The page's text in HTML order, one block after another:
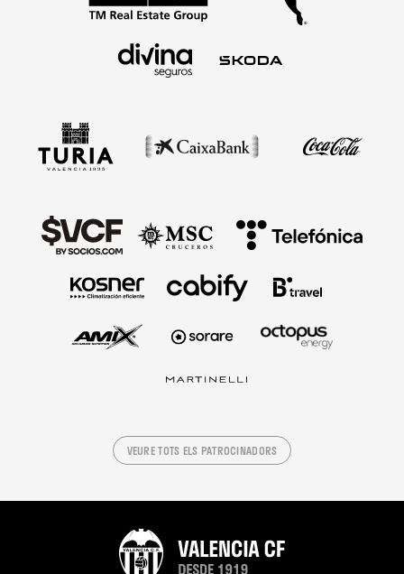
VEURE TOTS ELS PATROCINADORS